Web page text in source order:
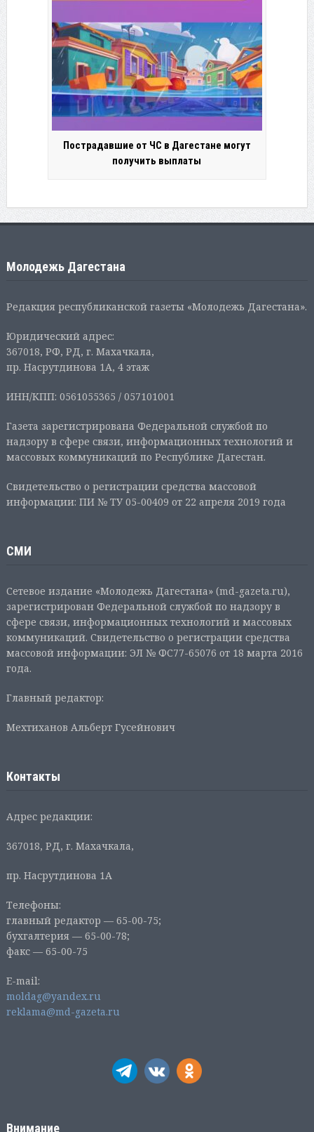
Пострадавшие от ЧС в Дагестане могут
получить выплаты
Молодежь Дагестана
Редакция республиканской газеты «Молодежь Дагестана».
Юридический адрес:
367018, РФ, РД, г. Махачкала,
пр. Насрутдинова 1А, 4 этаж
ИНН/КПП: 0561055365 / 057101001
Газета зарегистрирована Федеральной службой по
надзору в сфере связи, информационных технологий и
массовых коммуникаций по Республике Дагестан.
Свидетельство о регистрации средства массовой
информации: ПИ № ТУ 05-00409 от 22 апреля 2019 года
СМИ
Сетевое издание «Молодежь Дагестана» (md-gazeta.ru),
зарегистрирован Федеральной службой по надзору в
сфере связи, информационных технологий и массовых
коммуникаций. Свидетельство о регистрации средства
массовой информации: ЭЛ № ФС77-65076 от 18 марта 2016
года.
Главный редактор:
Мехтиханов Альберт Гусейнович
Контакты
Адрес редакции:
367018, РД, г. Махачкала,
пр. Насрутдинова 1А
Телефоны:
главный редактор — 65-00-75;
бухгалтерия — 65-00-78;
факс — 65-00-75
E-mail:
moldag@yandex.ru
reklama@md-gazeta.ru
Внимание